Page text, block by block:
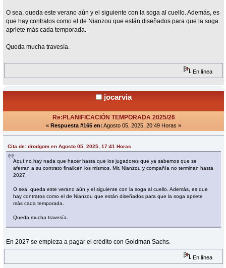
O sea, queda este verano aún y el siguiente con la soga al cuello. Además, es
que hay contratos como el de Nianzou que están diseñados para que la soga
apriete más cada temporada.
Queda mucha travesía.
En línea
jocarvia
Re:PLANIFICACIÓN TEMPORADA 2025/26
« Respuesta #165 en: Agosto 05, 2025, 20:49 Horas »
Cita de: drodgom en Agosto 05, 2025, 17:41 Horas
Aquí no hay nada que hacer hasta que los jugadores que ya sabemos que se
aferran a su contrato finalicen los mismos. Mir, Nianzou y compañía no terminan hasta
2027.
O sea, queda este verano aún y el siguiente con la soga al cuello. Además, es que
hay contratos como el de Nianzou que están diseñados para que la soga apriete
más cada temporada.
Queda mucha travesía.
En 2027 se empieza a pagar el crédito con Goldman Sachs.
En línea